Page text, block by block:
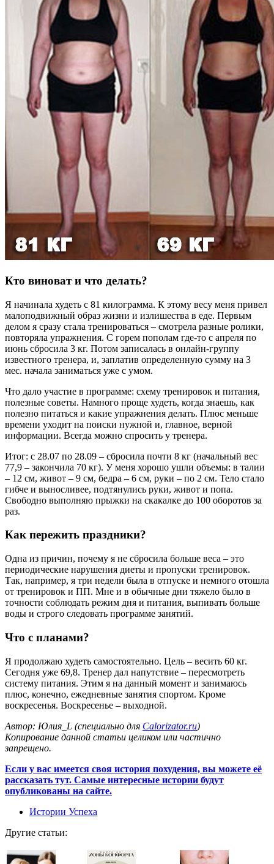
Кто виноват и что делать?
Я начинала худеть с 81 килограмма. К этому весу меня привел
малоподвижный образ жизни и излишества в еде. Первым
делом я сразу стала тренироваться – смотрела разные ролики,
повторяла упражнения. С горем пополам где-то с апреля по
июнь сбросила 3 кг. Потом записалась в онлайн-группу
известного тренера, и, заплатив определенную сумму на 3
мес. начала заниматься уже с умом.
Что дало участие в программе: схему тренировок и питания,
полезные советы. Намного проще худеть, когда знаешь, как
полезно питаться и какие упражнения делать. Плюс меньше
времени уходит на поиски нужной и, главное, верной
информации. Всегда можно спросить у тренера.
Итог: с 28.07 по 28.09 – сбросила почти 8 кг (начальный вес
77,9 – закончила 70 кг). У меня хорошо ушли объемы: в талии
– 12 см, живот – 9 см, бедра – 6 см, руки – по 2 см. Тело стало
гибче и выносливее, подтянулись руки, живот и попа.
Свободно выполняю прыжки на скакалке до 100 оборотов за
раз.
Как пережить праздники?
Одна из причин, почему я не сбросила больше веса – это
периодические нарушения диеты и пропуски тренировок.
Так, например, я три недели была в отпуске и немного отошла
от тренировок и ПП. Мне и в обычные дни тяжело было в
точности соблюдать режим дня и питания, выпивать больше
воды и строго следовать программе занятий.
Что с планами?
Я продолжаю худеть самостоятельно. Цель – весить 60 кг.
Сегодня уже 69,8. Тренер дал напутствие – пересмотреть
систему питания. Этим я на данный момент и занимаюсь
плюс, конечно, ежедневные занятия спортом. Кроме
воскресенья. Воскресенье – выходной.
Автор: Юлия_L (специально для Calorizator.ru)
Копирование данной статьи целиком или частично
запрещено.
Если у вас имеется своя история похудения, вы можете её
рассказать тут. Самые интересные истории будут
опубликованы на сайте.
Истории Успеха
Другие статьи: